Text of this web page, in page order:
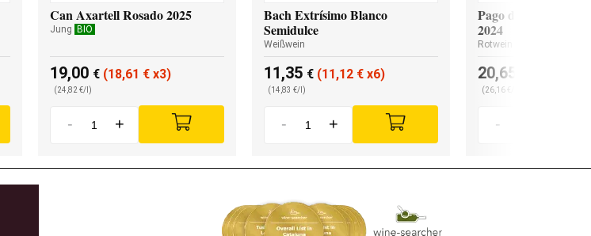
Can Axartell Rosado 2025
Jung BIO
19,00 € (18,61 € x3)
(24,82 €/l)
- +
Bach Extrísimo Blanco
Semidulce
Weißwein
11,35 € (11,12 € x6)
(14,83 €/l)
- +
Pago de los
2024
Rotwein
20,65
(26,16 €/l)
-